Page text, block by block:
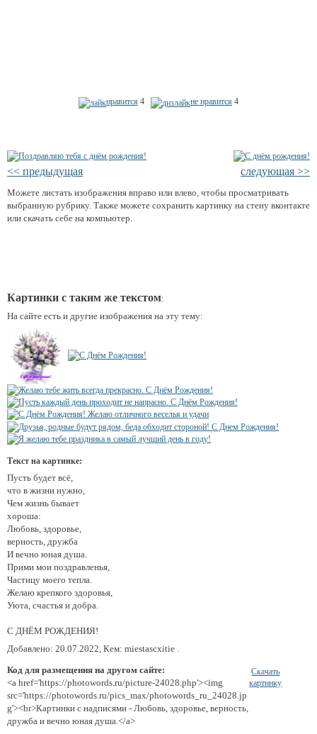
нравится 4 не нравится 4
<< предыдущая следующая >>
Можете листать изображения вправо или влево, чтобы просматривать
выбранную рубрику. Также можете сохранить картинку на стену вконтакте
или скачать себе на компьютер.
Картинки с таким же текстом:
На сайте есть и другие изображения на эту тему:
Текст на картинке:
Пусть будет всё,
что в жизни нужно,
Чем жизнь бывает
хороша:
Любовь, здоровье,
верность, дружба
И вечно юная душа.
Прими мои поздравленья,
Частицу моего тепла.
Желаю крепкого здоровья,
Уюта, счастья и добра.
С ДНЁМ РОЖДЕНИЯ!
Добавлено: 20.07.2022, Кем: miestascxitie .
Код для размещения на другом сайте:
<a href='https://photowords.ru/picture-24028.php'><img
src='https://photowords.ru/pics_max/photowords_ru_24028.jp
g'><br>Картинки с надписями - Любовь, здоровье, верность,
дружба и вечно юная душа.</a>
Скачать
картинку